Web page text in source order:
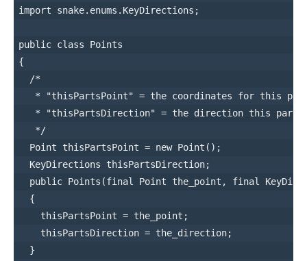
import snake.enums.KeyDirections;
public class Points
{
  /*
* "thisPartsPoint" = the coordinates for this
* "thisPartsDirection" = the direction this part
   */
  Point thisPartsPoint = new Point();
  KeyDirections thisPartsDirection;
public Points(final Point the_point, final
  {
    thisPartsPoint = the_point;
    thisPartsDirection = the_direction;
  }